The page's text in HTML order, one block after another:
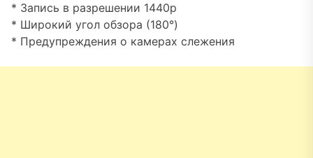
* Запись в разрешении 1440p
* Широкий угол обзора (180°)
* Предупреждения о камерах слежения